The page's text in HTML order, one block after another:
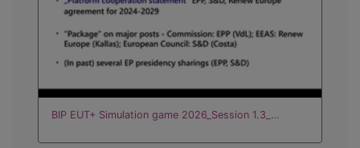
BIP EUT+ Simulation game 2026_Session 1.3_…